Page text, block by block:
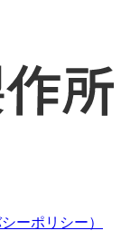
ーポリシー）